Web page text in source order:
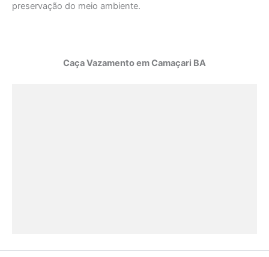
preservação do meio ambiente.
Caça Vazamento em Camaçari BA